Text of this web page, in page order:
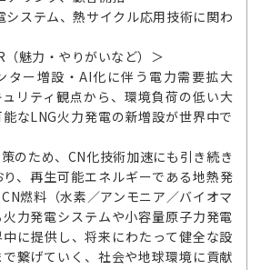
システム、熱サイクル応用技術に関わ
魅力・やりがいなど）＞
ター増設・AI化に伴う電力需要拡大
リティ観点から、環境負荷の低い大
なLNG火力発電の新増設が世界中で
のため、CN化技術加速にも引き続き
、再生可能エネルギーである地熱発
燃料（水素／アンモニア／バイオマ
力発電システムや小容量原子力発電
に提供し、将来にわたって健全な設
繋げていく、社会や地球環境に貢献